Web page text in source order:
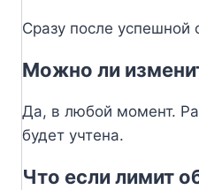
Сразу после успешной
Можно ли
Да, в любой момент.
будет учтена.
Что если лимит